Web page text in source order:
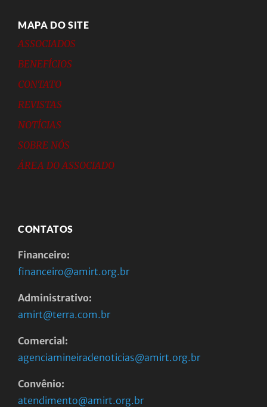
MAPA DO SITE
ASSOCIADOS
BENEFÍCIOS
CONTATO
REVISTAS
NOTÍCIAS
SOBRE NÓS
ÁREA DO ASSOCIADO
CONTATOS
Financeiro:
financeiro@amirt.org.br
Administrativo:
amirt@terra.com.br
Comercial:
agenciamineiradenoticias@amirt.org.br
Convênio:
atendimento@amirt.org.br